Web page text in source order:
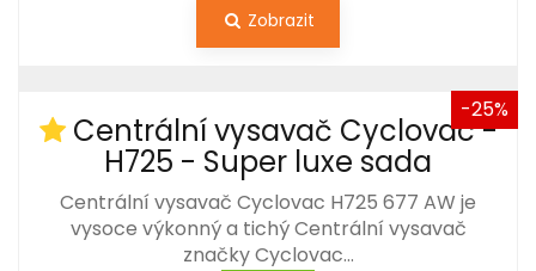
Zobrazit
-25%
Centrální vysavač Cyclovac -
H725 - Super luxe sada
Centrální vysavač Cyclovac H725 677 AW je
vysoce výkonný a tichý Centrální vysavač
značky Cyclovac…